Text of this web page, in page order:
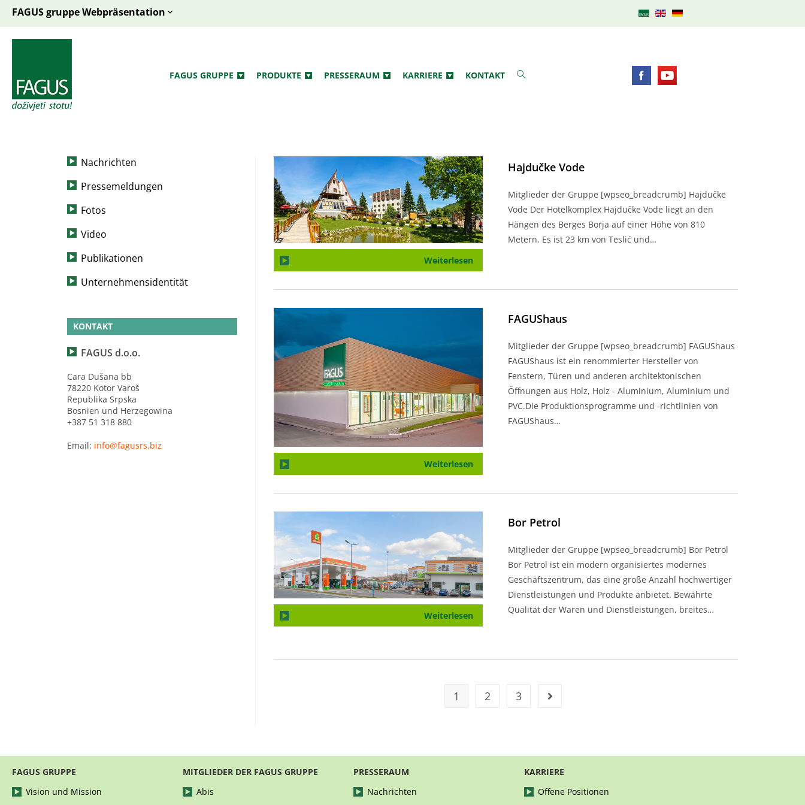
FAGUS gruppe Webpräsentation
FAGUS GRUPPE PRODUKTE PRESSERAUM KARRIERE KONTAKT
Weiterlesen
Hajdučke Vode
Mitglieder der Gruppe [wpseo_breadcrumb] Hajdučke
Vode Der Hotelkomplex Hajdučke Vode liegt an den
Hängen des Berges Borja auf einer Höhe von 810
Metern. Es ist 23 km von Teslić und…
Weiterlesen
FAGUShaus
Mitglieder der Gruppe [wpseo_breadcrumb] FAGUShaus
FAGUShaus ist ein renommierter Hersteller von
Fenstern, Türen und anderen architektonischen
Öffnungen aus Holz, Holz - Aluminium, Aluminium und
PVC.Die Produktionsprogramme und -richtlinien von
FAGUShaus…
Weiterlesen
Bor Petrol
Mitglieder der Gruppe [wpseo_breadcrumb] Bor Petrol
Bor Petrol ist ein modern organisiertes modernes
Geschäftszentrum, das eine große Anzahl hochwertiger
Dienstleistungen und Produkte anbietet. Bewährte
Qualität der Waren und Dienstleistungen, breites…
1 2 3
Nachrichten
Pressemeldungen
Fotos
Video
Publikationen
Unternehmensidentität
KONTAKT
FAGUS d.o.o.
Cara Dušana bb
78220 Kotor Varoš
Republika Srpska
Bosnien und Herzegowina
+387 51 318 880
Email: info@fagusrs.biz
FAGUS GRUPPE
Vision und Mission
MITGLIEDER DER FAGUS GRUPPE
Abis
PRESSERAUM
Nachrichten
KARRIERE
Offene Positionen